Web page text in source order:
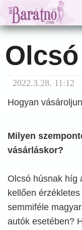
2022.3.28. 11:12
Hogyan
Milyen
vásárláskor?
Olcsó húsnak híg
kellően
semmiféle
autók esetében?